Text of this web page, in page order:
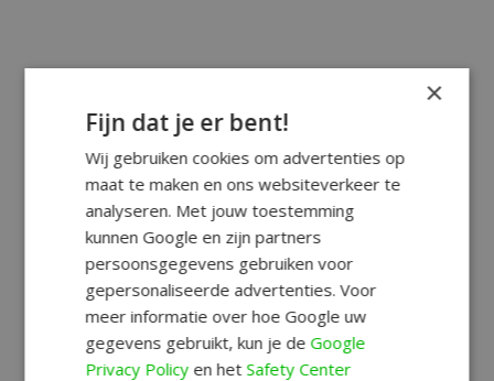
×
Fijn dat je er bent!
Wij gebruiken cookies om advertenties op
maat te maken en ons websiteverkeer te
analyseren. Met jouw toestemming
kunnen Google en zijn partners
persoonsgegevens gebruiken voor
gepersonaliseerde advertenties. Voor
meer informatie over hoe Google uw
gegevens gebruikt, kun je deGoogle
Privacy Policyen hetSafety Center